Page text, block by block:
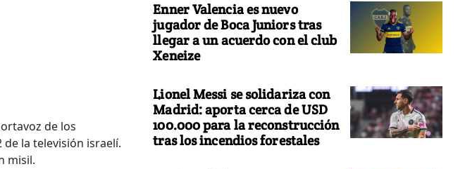
de los
de la televisión israelí.
misil.
Enner Valencia es nuevo
jugador de Boca Juniors tras
llegar a un acuerdo con el club
Xeneize
Lionel Messi se solidariza con
Madrid: aporta cerca de USD
100.000 para la reconstrucción
tras los incendios forestales